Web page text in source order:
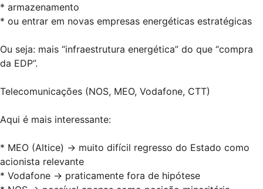
* armazenamento
* ou entrar em novas empresas energéticas estratégicas
Ou seja: mais “infraestrutura energética” do que “compra
da EDP”.
Telecomunicações (NOS, MEO, Vodafone, CTT)
Aqui é mais interessante:
* MEO (Altice) → muito difícil regresso do Estado como
acionista relevante
* Vodafone → praticamente fora de hipótese